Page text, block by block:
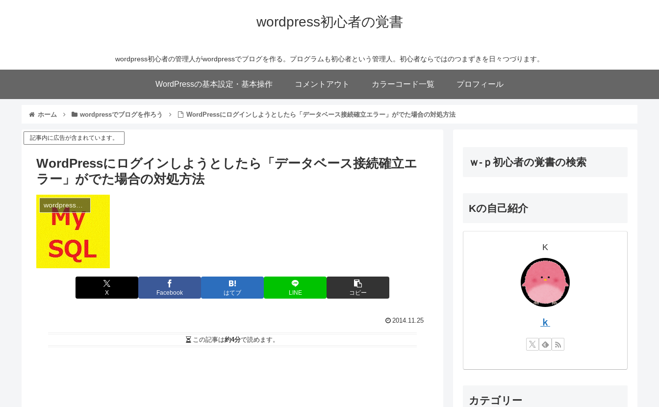
wordpress初心者の覚書
wordpress初心者の管理人がwordpressでブログを作る。プログラムも初心者という管理人。初心者ならではのつまずきを日々つづります。
WordPressの基本設定・基本操作 コメントアウト カラーコード一覧 プロフィール
ホーム wordpressでブログを作ろう WordPressにログインしようとしたら「データベース接続確立エラー」がでた場合の対処方法
記事内に広告が含まれています。
WordPressにログインしようとしたら「データベース接続確立エ
ラー」がでた場合の対処方法
wordpressでブログを作ろう
X Facebook はてブ LINE コピー
2014.11.25
この記事は約4分で読めます。
ｗ-ｐ初心者の覚書の検索
Kの自己紹介
K
ｋ
カテゴリー